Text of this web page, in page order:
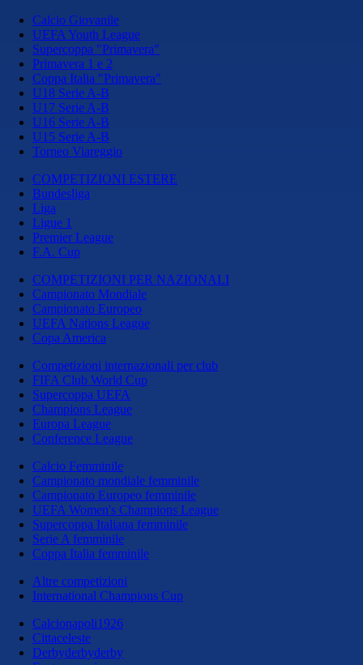
Calcio Giovanile
UEFA Youth League
Supercoppa "Primavera"
Primavera 1 e 2
Coppa Italia "Primavera"
U18 Serie A-B
U17 Serie A-B
U16 Serie A-B
U15 Serie A-B
Torneo Viareggio
COMPETIZIONI ESTERE
Bundesliga
Liga
Ligue 1
Premier League
F.A. Cup
COMPETIZIONI PER NAZIONALI
Campionato Mondiale
Campionato Europeo
UEFA Nations League
Copa America
Competizioni internazionali per club
FIFA Club World Cup
Supercoppa UEFA
Champions League
Europa League
Conference League
Calcio Femminile
Campionato mondiale femminile
Campionato Europeo femminile
UEFA Women's Champions League
Supercoppa Italiana femminile
Serie A femminile
Coppa Italia femminile
Altre competizioni
International Champions Cup
Calcionapoli1926
Cittaceleste
Derbyderbyderby